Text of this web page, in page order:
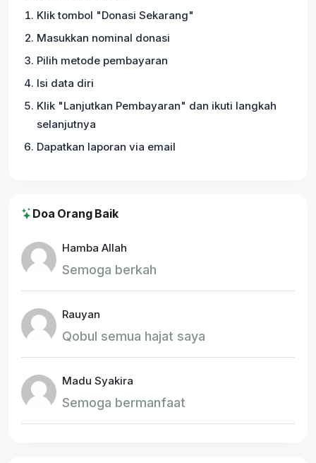
Klik tombol "Donasi Sekarang"
Masukkan nominal donasi
Pilih metode pembayaran
Isi data diri
Klik "Lanjutkan Pembayaran" dan ikuti langkah
selanjutnya
Dapatkan laporan via email
Doa Orang Baik
Hamba Allah
Semoga berkah
Rauyan
Qobul semua hajat saya
Madu Syakira
Semoga bermanfaat